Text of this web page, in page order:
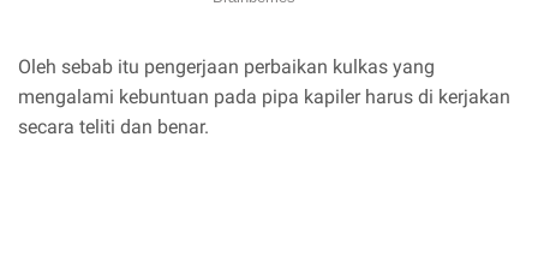
Oleh sebab itu pengerjaan perbaikan kulkas yang
mengalami kebuntuan pada pipa kapiler harus di kerjakan
secara teliti dan benar.